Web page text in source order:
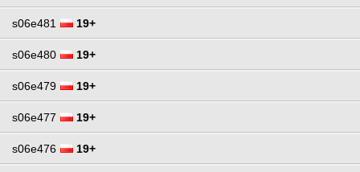
s06e481 19+
s06e480 19+
s06e479 19+
s06e477 19+
s06e476 19+